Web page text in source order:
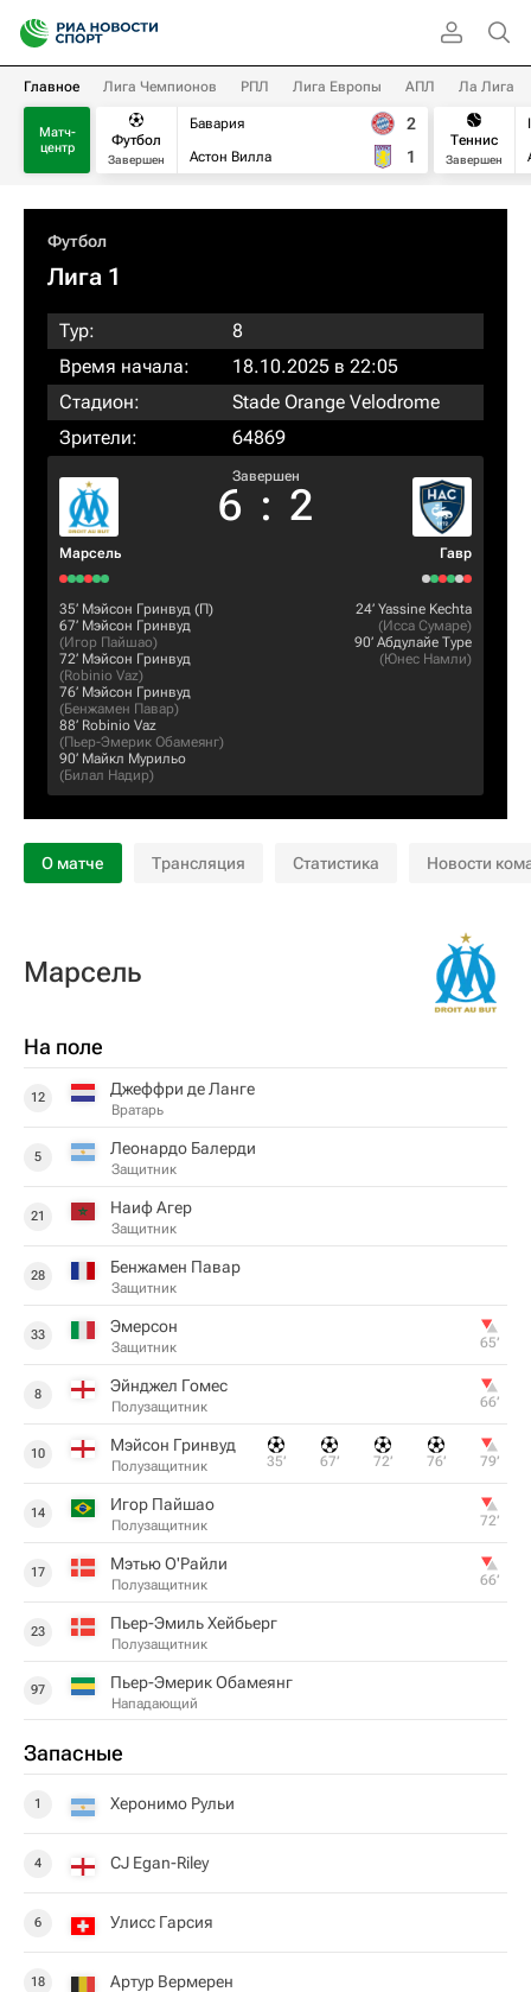
Главное Лига Чемпионов РПЛ Лига Европы АПЛ Ла Лига
Матч-
центр
Футбол
Завершен
Бавария
Астон Вилла
2
1
Теннис
Завершен
Футбол
Лига 1
Тур:
8
Время начала:
18.10.2025 в 22:05
Стадион:
Stade Orange Velodrome
Зрители:
64869
Марсель
Завершен
6 : 2
Гавр
35‎’‎ Мэйсон Гринвуд (П)
67‎’‎ Мэйсон Гринвуд
(Игор Пайшао)
72‎’‎ Мэйсон Гринвуд
(Robinio Vaz)
76‎’‎ Мэйсон Гринвуд
(Бенжамен Павар)
88‎’‎ Robinio Vaz
(Пьер-Эмерик Обамеянг)
90‎’‎ Майкл Мурильо
(Билал Надир)
24‎’‎ Yassine Kechta
(Исса Сумаре)
90‎’‎ Абдулайе Туре
(Юнес Намли)
О матче Трансляция Статистика Новости
Марсель
На поле
12 Джеффри де Ланге
Вратарь
5 Леонардо Балерди
Защитник
21 Наиф Агер
Защитник
28 Бенжамен Павар
Защитник
33 Эмерсон
Защитник 65‎’‎
8 Эйнджел Гомес
Полузащитник 66‎’‎
10 Мэйсон Гринвуд
Полузащитник 35‎’‎ 67‎’‎ 72‎’‎ 76‎’‎ 79‎’‎
14 Игор Пайшао
Полузащитник 72‎’‎
17 Мэтью О'Райли
Полузащитник 66‎’‎
23 Пьер-Эмиль Хейбьерг
Полузащитник
97 Пьер-Эмерик Обамеянг
Нападающий
Запасные
1 Херонимо Рульи
4 CJ Egan-Riley
6 Улисс Гарсия
18 Артур Вермерен